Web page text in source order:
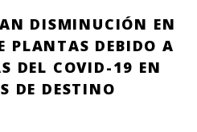
DISMINUCIÓN EN
PLANTAS DEBIDO A
DEL COVID-19 EN
DE DESTINO